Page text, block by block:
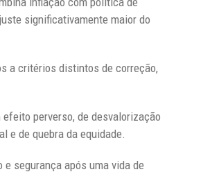
significativamente maior do
a critérios distintos de correção,
perverso, de desvalorização
e de quebra da equidade.
segurança após uma vida de